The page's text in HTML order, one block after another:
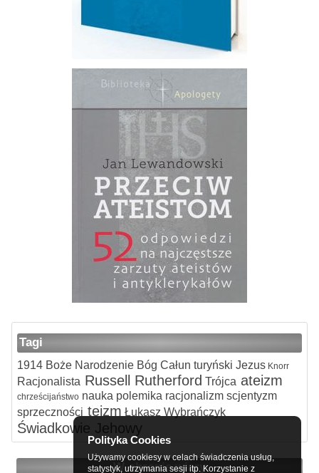
Tagi
1914Boże NarodzenieBóg Całun turyński JezusKnorr
Racjonalista Russell Rutherford Trójca ateizm
chrześcijaństwonauka polemika racjonalizmscjentyzm
sprzeczności teizm Łukasz Wybrańczyk
Świadkowie Jehowy
W obronie wiary
Polityka Cookies
Używamy cookiesy w celach świadczenia usług,
statystyk, utrzymania sesji itp. Korzystanie z